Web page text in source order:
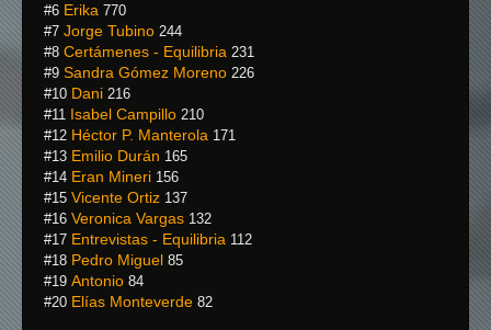
#6 Erika 770
#7 Jorge Tubino 244
#8 Certámenes - Equilibria 231
#9 Sandra Gómez Moreno 226
#10 Dani 216
#11 Isabel Campillo 210
#12 Héctor P. Manterola 171
#13 Emilio Durán 165
#14 Eran Mineri 156
#15 Vicente Ortiz 137
#16 Veronica Vargas 132
#17 Entrevistas - Equilibria 112
#18 Pedro Miguel 85
#19 Antonio 84
#20 Elías Monteverde 82